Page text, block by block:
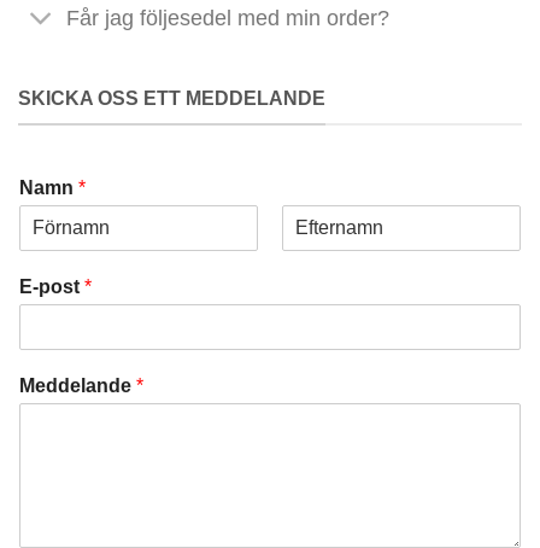
Får jag följesedel med min order?
SKICKA OSS ETT MEDDELANDE
Namn *
E-post *
Meddelande *